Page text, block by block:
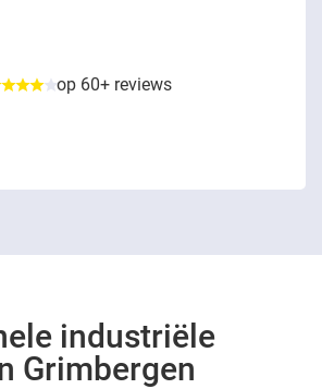
op 60+ reviews
industriële
Grimbergen